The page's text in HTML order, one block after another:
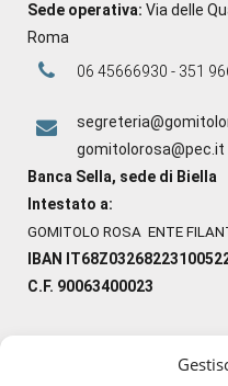
Sede operativa: Via delle
Roma
06 45666930 - 351
gomitolorosa@pec.it
Banca Sella, sede di Biella
Intestato a:
GOMITOLO ROSA ENTE
IBAN
C.F. 90063400023